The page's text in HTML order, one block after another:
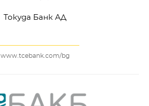
Токуда Банк АД
www.tcebank.com/bg